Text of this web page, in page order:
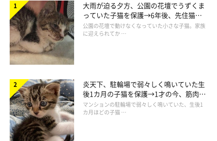
大雨が迫る夕方、公園の花壇でうずくま
っていた子猫を保護→6年後、先住猫
と“姉妹”のような関係に
公園の花壇で動けなくなっていた小さな子猫。家族
に迎えられてか …
炎天下、駐輪場で弱々しく鳴いていた生
後1カ月の子猫を保護→1才の今、筋肉質
でツンデレなコに成長
マンションの駐輪場で弱々しく鳴いていた、生後1
カ月ほどの子猫 …